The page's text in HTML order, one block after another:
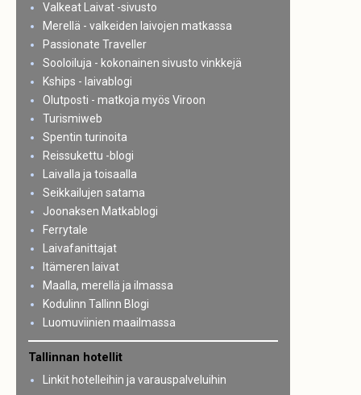
Valkeat Laivat -sivusto
Merellä - valkeiden laivojen matkassa
Passionate Traveller
Sooloiluja - kokonainen sivusto vinkkejä
Kships - laivablogi
Olutposti - matkoja myös Viroon
Turismiweb
Spentin turinoita
Reissukettu -blogi
Laivalla ja toisaalla
Seikkailujen satama
Joonaksen Matkablogi
Ferrytale
Laivafanittajat
Itämeren laivat
Maalla, merellä ja ilmassa
Kodulinn Tallinn Blogi
Luomuviinien maailmassa
Tallinnan hotellit
Linkit hotelleihin ja varauspalveluihin